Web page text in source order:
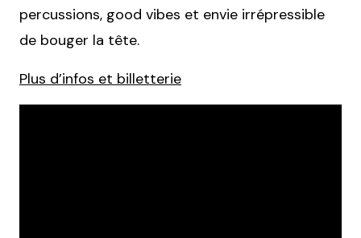
percussions, good vibes et envie irrépressible
de bouger la tête.
Plus d’infos et billetterie